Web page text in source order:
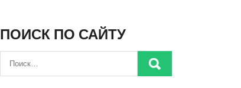
ПОИСК ПО САЙТУ